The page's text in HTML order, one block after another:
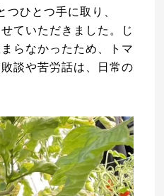
ひとつ手に取り、
ていただきました。じ
らなかったため、トマ
談や苦労話は、日常の